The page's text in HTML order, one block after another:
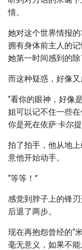
情。
她对这个世界情报
拥有身体前主人的
她第一时间感到的除
而这种疑惑，好像又
“看你的眼神，好像
姐可以记不住一些
你是死在依萨·卡尔
拍了拍手，他从地
意他开始动手。
“等等！”
感觉到脖子上的锋
后退了两步。
现在再抱怨曾经的“
毫无意义，如果不